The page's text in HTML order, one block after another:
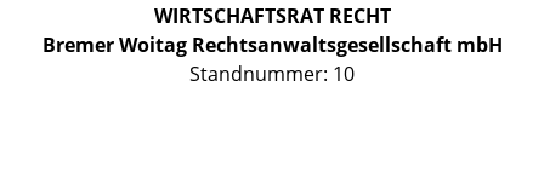
WIRTSCHAFTSRAT RECHT
Bremer Woitag Rechtsanwaltsgesellschaft mbH
Standnummer: 10